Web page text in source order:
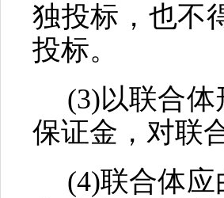
独投标，也不
投标。
(3)以联合
保证金，对联
(4)联合体